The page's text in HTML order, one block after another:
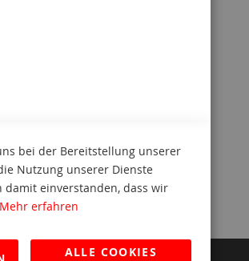
Kennenlern-Paket anfordern
bei der Bereitstellung unserer
Nutzung unserer Dienste
damit einverstanden, dass wir
Mehr erfahren
ALLE COOKIES